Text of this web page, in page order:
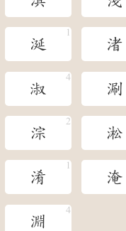
涎 渚
淑 涮
淙 淞
淆 淹
淵